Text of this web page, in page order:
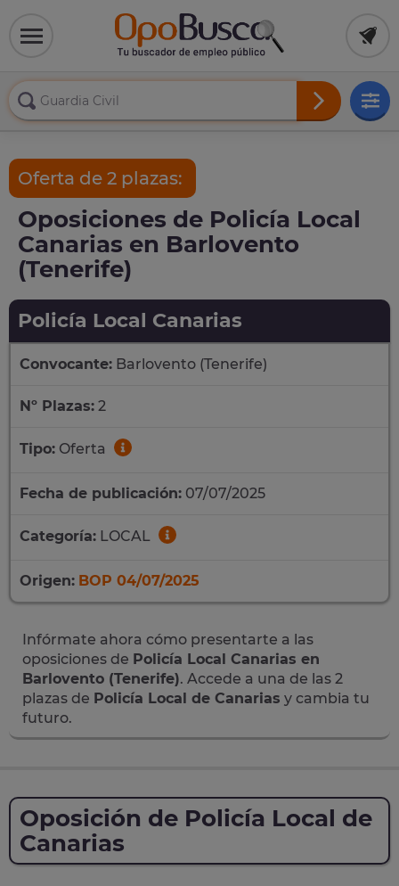
Oferta de 2 plazas:
Oposiciones de Policía Local
Canarias en Barlovento
(Tenerife)
Policía Local Canarias
Convocante: Barlovento (Tenerife)
Nº Plazas: 2
Tipo: Oferta
Fecha de publicación: 07/07/2025
Categoría: LOCAL
Origen: BOP 04/07/2025
Infórmate ahora cómo presentarte a las
oposiciones de Policía Local Canarias en
Barlovento (Tenerife). Accede a una de las 2
plazas de Policía Local de Canarias y cambia tu
futuro.
Oposición de Policía Local de
Canarias